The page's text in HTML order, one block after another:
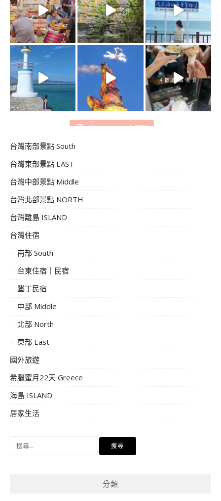
在 Instagram 上追蹤
台灣南部景點 South
台灣東部景點 EAST
台灣中部景點 Middle
台灣北部景點 NORTH
台灣離島 ISLAND
台灣住宿
南部 South
台東住宿｜民宿
墾丁民宿
中部 Middle
北部 North
東部 East
國外旅遊
希臘蜜月22天 Greece
海島 ISLAND
居家生活
分類